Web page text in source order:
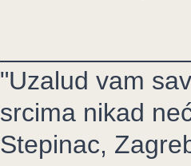
"Uzalud vam
srcima nikad
Stepinac,